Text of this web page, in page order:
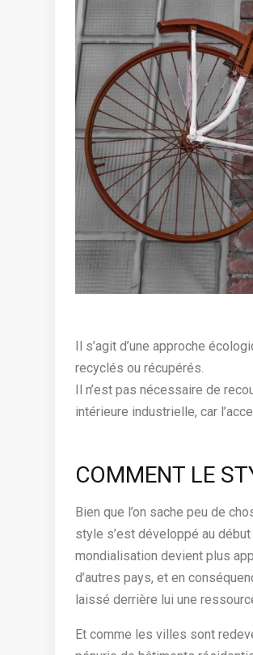
Il s’agit d’une approche
recyclés ou récupérés.
Il n’est pas nécessaire de
intérieure industrielle, car
COMMENT LE
Bien que l’on sache peu de
style s’est développé au
mondialisation devient plus
d’autres pays, et en
laissé derrière lui une
Et comme les villes sont